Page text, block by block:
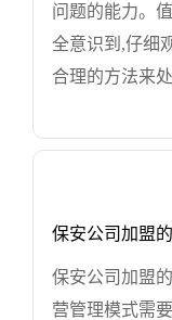
问题的能力。
全意识到,仔细
合理的方法来
保安公司加盟
保安公司加盟
营管理模式需